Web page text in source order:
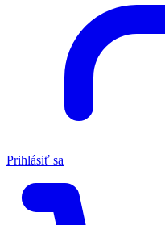
Prihlásiť sa